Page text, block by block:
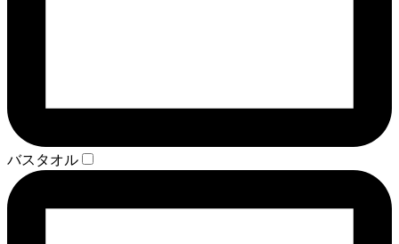
バスタオル